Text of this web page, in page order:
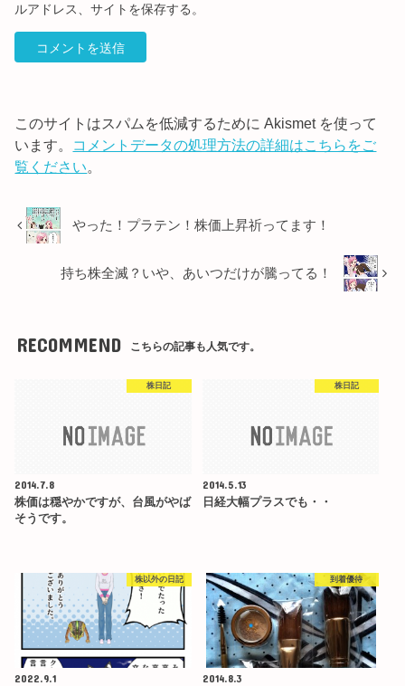
ルアドレス、サイトを保存する。
このサイトはスパムを低減するために Akismet を使って
います。 コメントデータの処理方法の詳細はこちらをご
覧ください。
やった！プラテン！株価上昇祈ってます！
持ち株全滅？いや、あいつだけが騰ってる！
RECOMMEND こちらの記事も人気です。
株日記
2014.7.8
株価は穏やかですが、台風がやば
そうです。
株日記
2014.5.13
日経大幅プラスでも・・
株以外の日記
2022.9.1
到着優待
2014.8.3